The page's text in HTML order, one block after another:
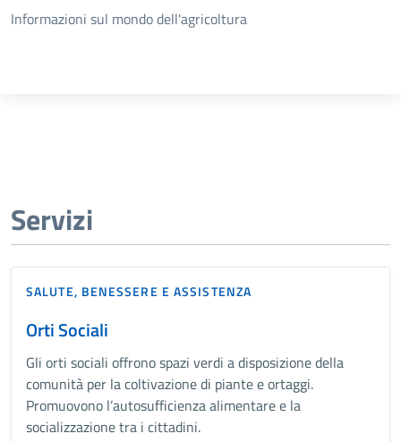
Dettagli della notizia
Informazioni sul mondo dell'agricoltura
Servizi
SALUTE, BENESSERE E ASSISTENZA
Orti Sociali
Gli orti sociali offrono spazi verdi a disposizione della
comunità per la coltivazione di piante e ortaggi.
Promuovono l’autosufficienza alimentare e la
socializzazione tra i cittadini.